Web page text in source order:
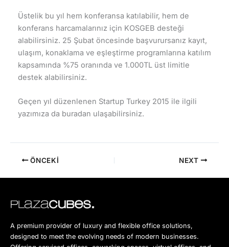
Üstelik bu yıl hem konferansa katılabilir, hem de
konferans harcamalarınız için KOSGEB desteği
alabilirsiniz. 25 Şubat öncesinde başvurursanız kayıt,
ulaşım, konaklama ve eşleştirme programlarına katılım
kapsamında %75 oranında ve 1.000TL üst limitle
destek alabilirsiniz.
Geçen yıl düzenlenen Startup Turkey 2015 ile ilgili
yazımıza da buradan ulaşabilirsiniz.
ÖNCEKI NEXT
A premium provider of luxury and flexible office solutions,
designed to meet the evolving needs of modern businesses.